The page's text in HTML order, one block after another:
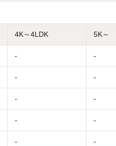
4K～4LDK 5K～
- -
- -
- -
- -
- -